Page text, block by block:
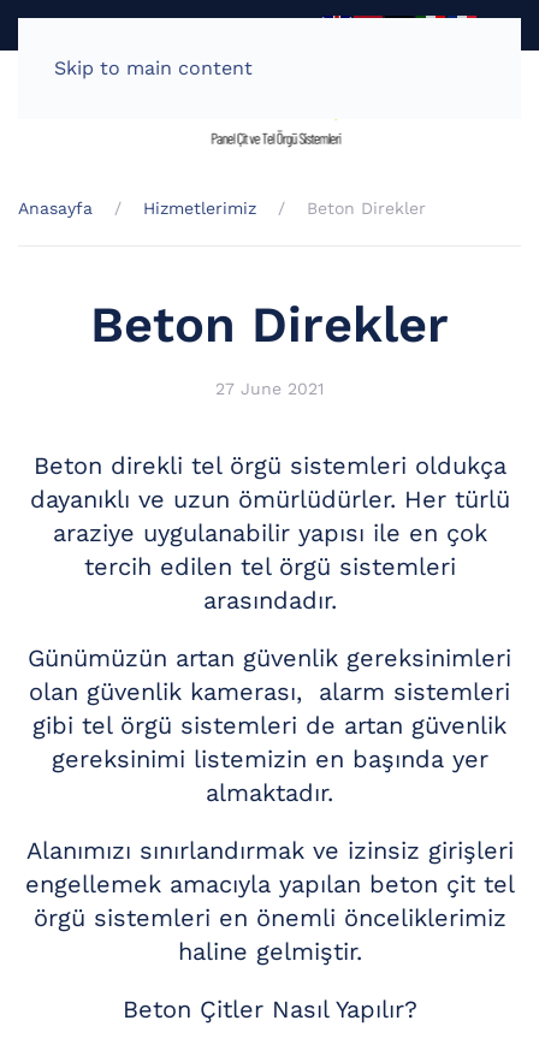
Skip to main content
Teklif - Al 0 538 722 67 40
Anasayfa Hizmetlerimiz Beton Direkler
Beton Direkler
27 June 2021
Beton direkli tel örgü sistemleri oldukça
dayanıklı ve uzun ömürlüdürler. Her türlü
araziye uygulanabilir yapısı ile en çok
tercih edilen tel örgü sistemleri
arasındadır.
Günümüzün artan güvenlik gereksinimleri
olan güvenlik kamerası, alarm sistemleri
gibi tel örgü sistemleri de artan güvenlik
gereksinimi listemizin en başında yer
almaktadır.
Alanımızı sınırlandırmak ve izinsiz girişleri
engellemek amacıyla yapılan beton çit tel
örgü sistemleri en önemli önceliklerimiz
haline gelmiştir.
Beton Çitler Nasıl Yapılır?